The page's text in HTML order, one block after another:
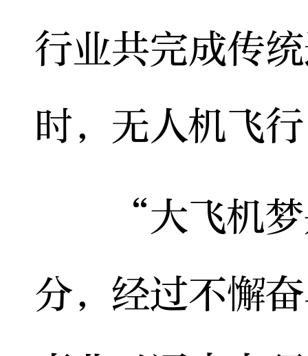
行业共完成传
时，无人机飞
“大飞机梦
分，经过不懈